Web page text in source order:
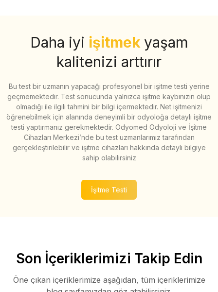
Daha iyi işitmek yaşam
kalitenizi arttırır
Bu test bir uzmanın yapacağı profesyonel bir işitme testi yerine
geçmemektedir. Test sonucunda yalnızca işitme kaybınızın olup
olmadığı ile ilgili tahmini bir bilgi içermektedir. Net işitmenizi
öğrenebilmek için alanında deneyimli bir odyoloğa detaylı işitme
testi yaptırmanız gerekmektedir. Odyomed Odyoloji ve İşitme
Cihazları Merkezi’nde bu test uzmanlarımız tarafından
gerçekleştirilebilir ve işitme cihazları hakkında detaylı bilgiye
sahip olabilirsiniz
İşitme Testi
Son İçeriklerimizi Takip Edin
Öne çıkan içeriklerimize aşağıdan, tüm içeriklerimize